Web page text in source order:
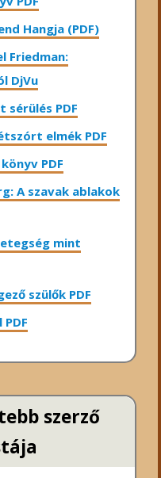
Hangja (PDF)
Friedman:
DjVu
sérülés PDF
elmék PDF
PDF
A szavak ablakok
mint
szülők PDF
szerző